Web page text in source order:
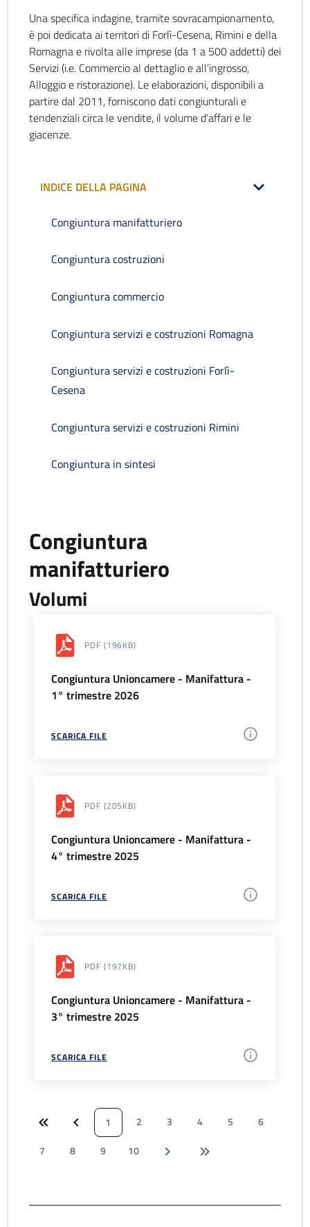
Una specifica indagine, tramite sovracampionamento,
è poi dedicata ai territori di Forlì-Cesena, Rimini e della
Romagna e rivolta alle imprese (da 1 a 500 addetti) dei
Servizi (i.e. Commercio al dettaglio e all’ingrosso,
Alloggio e ristorazione). Le elaborazioni, disponibili a
partire dal 2011, forniscono dati congiunturali e
tendenziali circa le vendite, il volume d’affari e le
giacenze.
INDICE DELLA PAGINA
Congiuntura manifatturiero
Congiuntura costruzioni
Congiuntura commercio
Congiuntura servizi e costruzioni Romagna
Congiuntura servizi e costruzioni Forlì-
Cesena
Congiuntura servizi e costruzioni Rimini
Congiuntura in sintesi
Congiuntura
manifatturiero
Volumi
PDF (196KB)
Congiuntura Unioncamere - Manifattura -
1° trimestre 2026
SCARICA FILE
PDF (205KB)
Congiuntura Unioncamere - Manifattura -
4° trimestre 2025
SCARICA FILE
PDF (197KB)
Congiuntura Unioncamere - Manifattura -
3° trimestre 2025
SCARICA FILE
1 2 3 4 5
6
7
8 9 10